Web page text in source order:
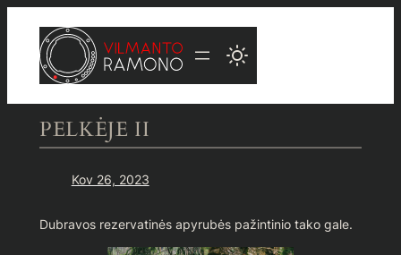
turinio
PELKĖJE II
Kov 26, 2023
Dubravos rezervatinės apyrubės pažintinio tako gale.